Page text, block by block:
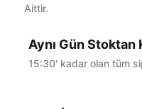
Aittir.
Aynı Gün Stoktan
15:30' kadar olan tüm